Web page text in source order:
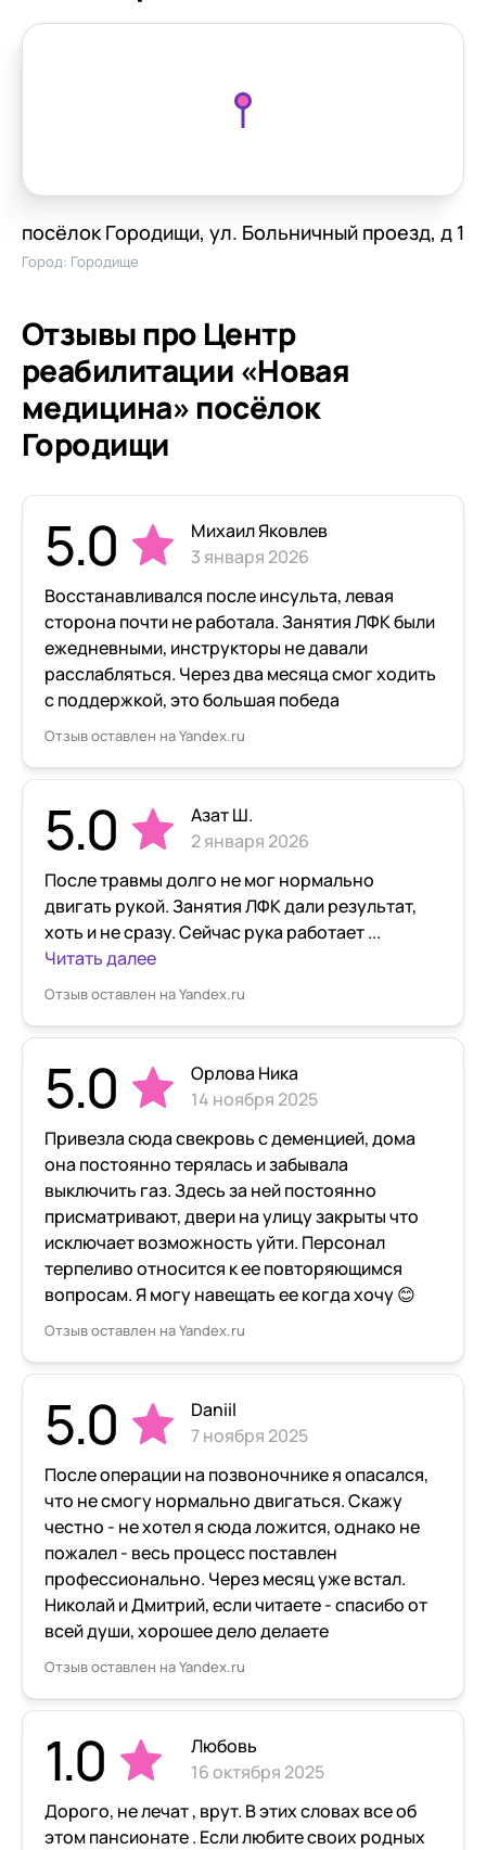
посёлок Городищи, ул. Больничный проезд, д 1
Город: Городище
Отзывы про Центр
реабилитации «Новая
медицина» посёлок
Городищи
5.0
Михаил Яковлев
3 января 2026
Восстанавливался после инсульта, левая
сторона почти не работала. Занятия ЛФК были
ежедневными, инструкторы не давали
расслабляться. Через два месяца смог ходить
с поддержкой, это большая победа
Отзыв оставлен на Yandex.ru
5.0
Азат Ш.
2 января 2026
После травмы долго не мог нормально
двигать рукой. Занятия ЛФК дали результат,
хоть и не сразу. Сейчас рука работает ...
Читать далее
Отзыв оставлен на Yandex.ru
5.0
Орлова Ника
14 ноября 2025
Привезла сюда свекровь с деменцией, дома
она постоянно терялась и забывала
выключить газ. Здесь за ней постоянно
присматривают, двери на улицу закрыты что
исключает возможность уйти. Персонал
терпеливо относится к ее повторяющимся
вопросам. Я могу навещать ее когда хочу 😊
Отзыв оставлен на Yandex.ru
5.0
Daniil
7 ноября 2025
После операции на позвоночнике я опасался,
что не смогу нормально двигаться. Скажу
честно - не хотел я сюда ложится, однако не
пожалел - весь процесс поставлен
профессионально. Через месяц уже встал.
Николай и Дмитрий, если читаете - спасибо от
всей души, хорошее дело делаете
Отзыв оставлен на Yandex.ru
1.0
Любовь
16 октября 2025
Дорого, не лечат , врут. В этих словах все об
этом пансионате . Если любите своих родных